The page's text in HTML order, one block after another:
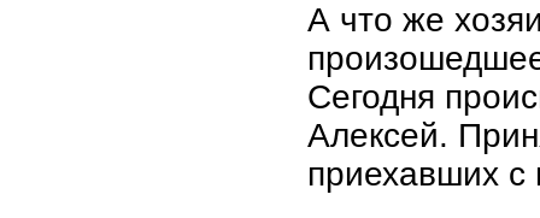
А что же
Сегодня
Алексей.
приехавших